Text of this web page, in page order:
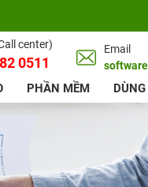
center)
0511
Email
PHẦN MỀM